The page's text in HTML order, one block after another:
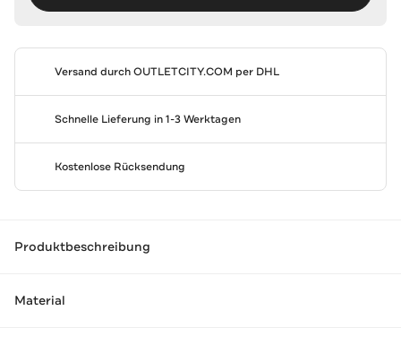
Versand durchOUTLETCITY.COM per DHL
Schnelle Lieferung in 1-3 Werktagen
Kostenlose Rücksendung
Produktbeschreibung
Material